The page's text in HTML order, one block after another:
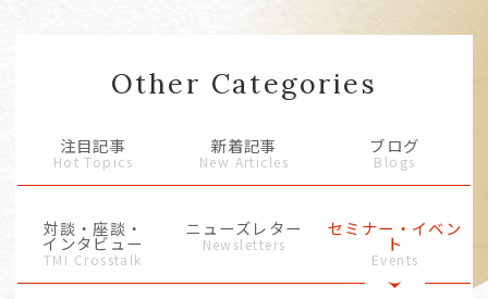
Other Categories
注目記事
Hot Topics
新着記事
New Articles
ブログ
Blogs
対談・座談・
インタビュー
TMI Crosstalk
ニューズレター
Newsletters
セミナー・イベン
ト
Events